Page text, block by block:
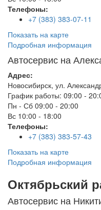
Телефоны:
+7 (383) 383-07-11
Показать на карте
Подробная информация
Автосервис на
Адрес:
Новосибирск, ул.
График работы: 09:00 -
Пн - Сб 09:00 - 20:00
Вс 10:00 - 18:00
Телефоны:
+7 (383) 383-57-43
Показать на карте
Подробная информация
Октябрьский
Автосервис на